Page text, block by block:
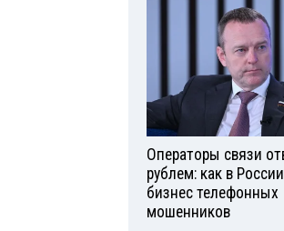
Операторы связи
рублем: как в
бизнес телефонных
мошенников